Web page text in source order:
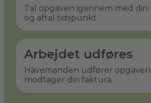
Tal opgaven igennem med din
og aftal tidspunkt.
Arbejdet udføres
Havemanden udfører
modtager din faktura.